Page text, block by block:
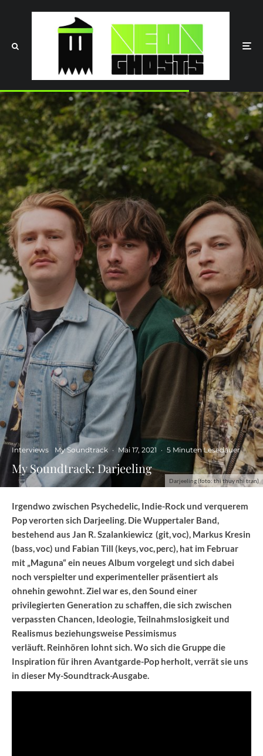
Darjeeling (foto: thi thuy nhi tran)
Interviews My Soundtrack · Mai 17, 2021 · 5 Minuten Lesedauer
My Soundtrack: Darjeeling
Irgendwo zwischen Psychedelic, Indie-Rock und verquerem
Pop verorten sich Darjeeling. Die Wuppertaler Band,
bestehend aus Jan R. Szalankiewicz (git, voc), Markus Kresin
(bass, voc) und Fabian Till (keys, voc, perc), hat im Februar
mit „Maguna“ ein neues Album vorgelegt und sich dabei
noch verspielter und experimenteller präsentiert als
ohnehin gewohnt. Ziel war es, den Sound einer
privilegierten Generation zu schaffen, die sich zwischen
verpassten Chancen, Ideologie, Teilnahmslosigkeit und
Realismus beziehungsweise Pessimismus
verläuft. Reinhören lohnt sich. Wo sich die Gruppe die
Inspiration für ihren Avantgarde-Pop herholt, verrät sie uns
in dieser My-Soundtrack-Ausgabe.